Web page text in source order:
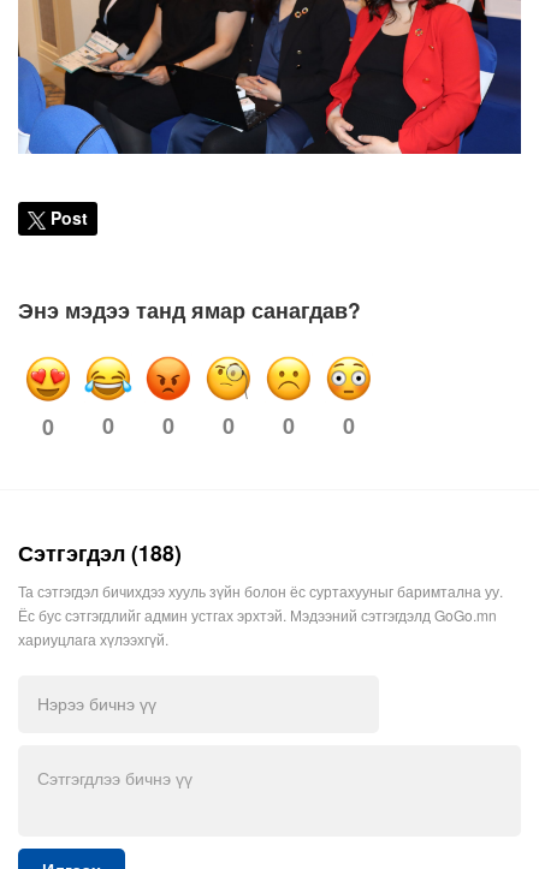
Post
Энэ мэдээ танд ямар санагдав?
0 0 0 0 0 0
Сэтгэгдэл (188)
Та сэтгэгдэл бичихдээ хууль зүйн болон ёс суртахууныг баримтална уу.
Ёс бус сэтгэгдлийг админ устгах эрхтэй. Мэдээний сэтгэгдэлд GoGo.mn
хариуцлага хүлээхгүй.